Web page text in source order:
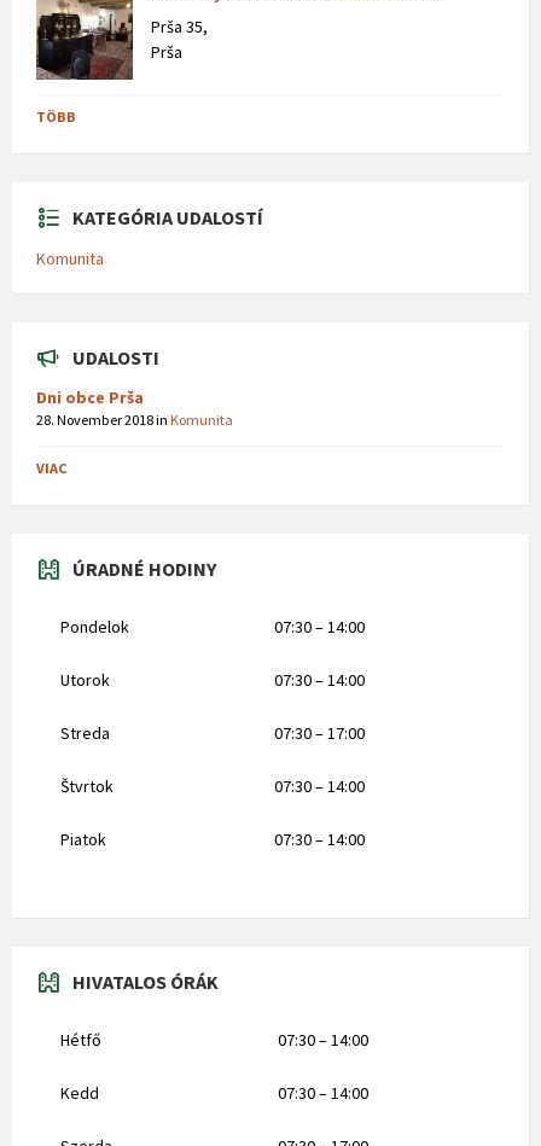
Prša 35,
Prša
TÖBB
KATEGÓRIA UDALOSTÍ
Komunita
UDALOSTI
Dni obce Prša
28. November 2018in Komunita
VIAC
ÚRADNÉ HODINY
Pondelok 07:30 – 14:00
Utorok 07:30 – 14:00
Streda 07:30 – 17:00
Štvrtok 07:30 – 14:00
Piatok 07:30 – 14:00
HIVATALOS ÓRÁK
Hétfő 07:30 – 14:00
Kedd 07:30 – 14:00